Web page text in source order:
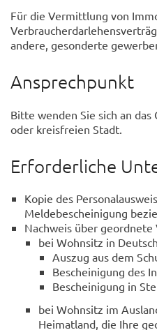
Für die Vermittlung von
andere, gesonderte
Ansprechpunkt
Bitte wenden Sie sich an
oder kreisfreien Stadt.
Erforderliche
Kopie des
Meldebescheinigung
Nachweis über
bei Wohnsitz in
Auszug aus dem
Bescheinigung des
Bescheinigung in
bei Wohnsitz im
Heimatland, die Ihre